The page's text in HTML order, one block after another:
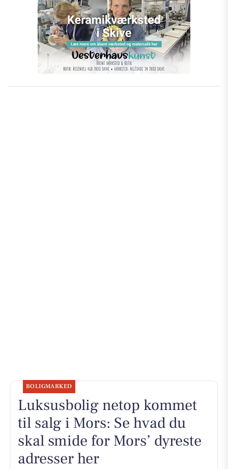
BOLIGMARKED
Luksusbolig netop kommet
til salg i Mors: Se hvad du
skal smide for Mors’ dyreste
adresser her